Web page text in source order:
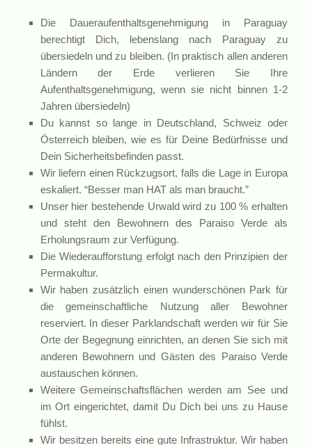
Die Daueraufenthaltsgenehmigung in Paraguay
berechtigt Dich, lebenslang nach Paraguay zu
übersiedeln und zu bleiben. (In praktisch allen anderen
Ländern der Erde verlieren Sie Ihre
Aufenthaltsgenehmigung, wenn sie nicht binnen 1-2
Jahren übersiedeln)
Du kannst so lange in Deutschland, Schweiz oder
Österreich bleiben, wie es für Deine Bedürfnisse und
Dein Sicherheitsbefinden passt.
Wir liefern einen Rückzugsort, falls die Lage in Europa
eskaliert. “Besser man HAT als man braucht.”
Unser hier bestehende Urwald wird zu 100 % erhalten
und steht den Bewohnern des Paraiso Verde als
Erholungsraum zur Verfügung.
Die Wiederaufforstung erfolgt nach den Prinzipien der
Permakultur.
Wir haben zusätzlich einen wunderschönen Park für
die gemeinschaftliche Nutzung aller Bewohner
reserviert. In dieser Parklandschaft werden wir für Sie
Orte der Begegnung einrichten, an denen Sie sich mit
anderen Bewohnern und Gästen des Paraiso Verde
austauschen können.
Weitere Gemeinschaftsflächen werden am See und
im Ort eingerichtet, damit Du Dich bei uns zu Hause
fühlst.
Wir besitzen bereits eine gute Infrastruktur. Wir haben